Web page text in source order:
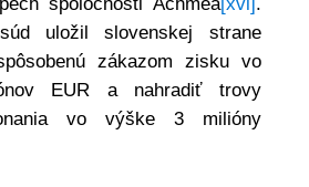
uložil slovenskej strane
zákazom zisku vo
EUR a nahradiť trovy
vo výške 3 milióny